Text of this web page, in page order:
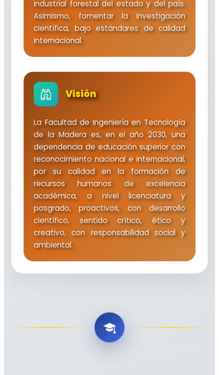
industrial forestal del estado y del país.
Asimismo, fomentar la investigación
científica, bajo estándares de calidad
internacional.
Visión
La Facultad de Ingeniería en Tecnología
de la Madera es, en el año 2030, una
dependencia de educación superior con
reconocimiento nacional e internacional,
por su calidad en la formación de
recursos humanos de excelencia
académica, a nivel licenciatura y
posgrado, proactivos, con desarrollo
científico, sentido crítico, ético y
creativo, con responsabilidad social y
ambiental.